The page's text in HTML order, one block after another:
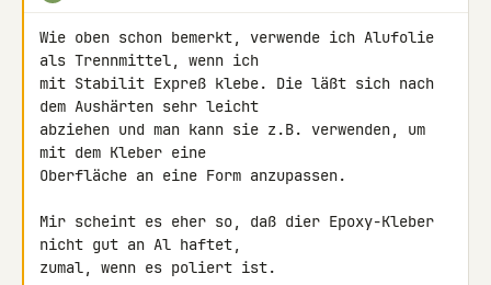
Wie oben schon bemerkt, verwende ich Alufolie
als Trennmittel, wenn ich
mit Stabilit Expreß klebe. Die läßt sich nach
dem Aushärten sehr leicht
abziehen und man kann sie z.B. verwenden, um
mit dem Kleber eine
Oberfläche an eine Form anzupassen.
Mir scheint es eher so, daß dier Epoxy-Kleber
nicht gut an Al haftet,
zumal, wenn es poliert ist.